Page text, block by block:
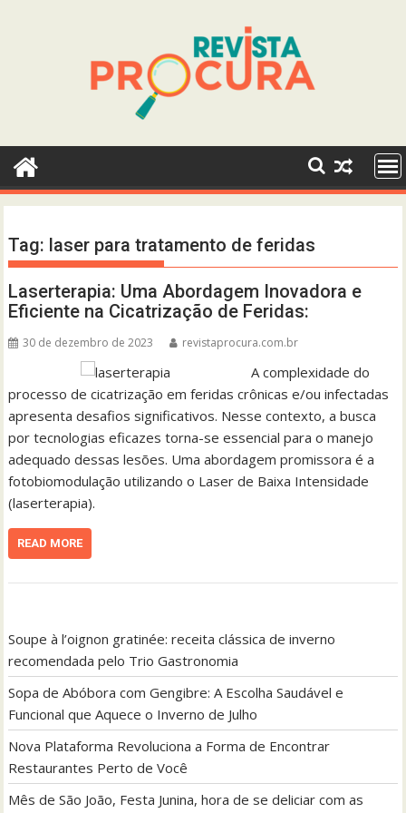
Tag: laser para tratamento de feridas
Laserterapia: Uma Abordagem Inovadora e
Eficiente na Cicatrização de Feridas:
30 de dezembro de 2023 revistaprocura.com.br
A complexidade do
processo de cicatrização em feridas crônicas e/ou infectadas
apresenta desafios significativos. Nesse contexto, a busca
por tecnologias eficazes torna-se essencial para o manejo
adequado dessas lesões. Uma abordagem promissora é a
fotobiomodulação utilizando o Laser de Baixa Intensidade
(laserterapia).
READ MORE
Soupe à l’oignon gratinée: receita clássica de inverno
recomendada pelo Trio Gastronomia
Sopa de Abóbora com Gengibre: A Escolha Saudável e
Funcional que Aquece o Inverno de Julho
Nova Plataforma Revoluciona a Forma de Encontrar
Restaurantes Perto de Você
Mês de São João, Festa Junina, hora de se deliciar com as